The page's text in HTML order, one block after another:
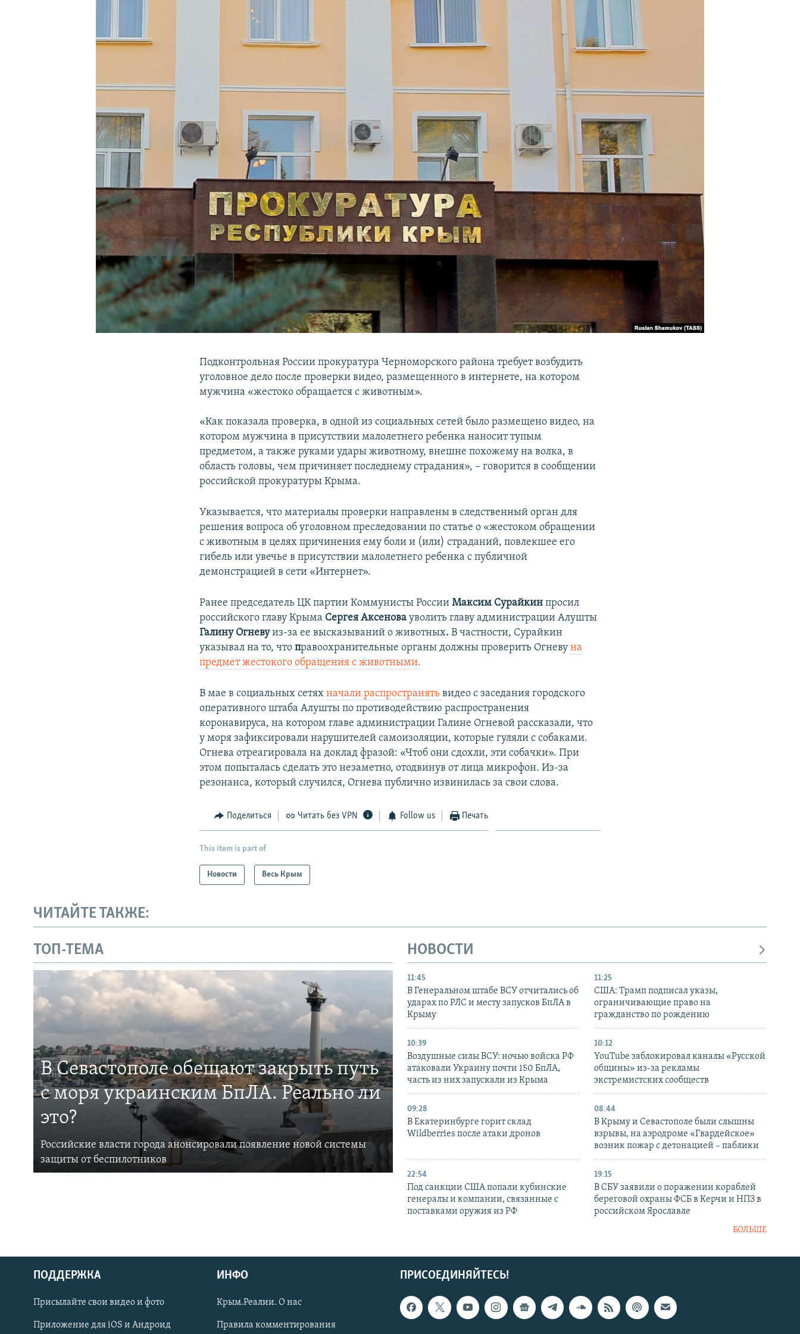
Українською
Qırımtatar
Подконтрольная России прокуратура Черноморского района требует возбудить
уголовное дело после проверки видео, размещенного в интернете, на котором
мужчина «жестоко обращается с животным».
«Как показала проверка, в одной из социальных сетей было размещено видео, на
котором мужчина в присутствии малолетнего ребенка наносит тупым
предметом, а также руками удары животному, внешне похожему на волка, в
область головы, чем причиняет последнему страдания», – говорится в сообщении
российской прокуратуры Крыма.
Указывается, что материалы проверки направлены в следственный орган для
решения вопроса об уголовном преследовании по статье о «жестоком обращении
с животным в целях причинения ему боли и (или) страданий, повлекшее его
гибель или увечье в присутствии малолетнего ребенка c публичной
демонстрацией в сети «Интернет».
Ранее председатель ЦК партии Коммунисты РоссииМаксим Сурайкин просил
российского главу Крыма Сергея Аксенова уволить главу администрации Алушты
Галину Огневуиз-за ее высказываний о животных.В частности, Сурайкин
указывал на то, что правоохранительные органы должны проверить Огневуна
предмет жестокого обращения с животными.
В мае в социальных сетяхначали распространятьвидео с заседания городского
оперативного штаба Алушты по противодействию распространения
коронавируса, на котором главе администрации Галине Огневой рассказали, что
у моря зафиксировали нарушителей самоизоляции, которые гуляли с собаками.
Огнева отреагировала на доклад фразой: «Чтоб они сдохли, эти собачки». При
этом попыталась сделать это незаметно, отодвинув от лица микрофон. Из-за
резонанса, который случился, Огнева публично извинилась за свои слова.
Поделиться Читать без VPN Follow us Печать
This item is part of
Новости Весь Крым
ЧИТАЙТЕ ТАКЖЕ:
ТОП-ТЕМА
В Севастополе обещают закрыть путь
с моря украинским БпЛА. Реально ли
это?
Российские власти города анонсировали появление новой системы
защиты от беспилотников
НОВОСТИ
11:45
В Генеральном штабе ВСУ отчитались об
ударах по РЛС и месту запусков БпЛА в
Крыму
11:25
США: Трамп подписал указы,
ограничивающие право на
гражданство по рождению
10:39
Воздушные силы ВСУ: ночью войска РФ
атаковали Украину почти 150 БпЛА,
часть из них запускали из Крыма
10:12
YouTube заблокировал каналы «Русской
общины» из-за рекламы
экстремистских сообществ
09:28
В Екатеринбурге горит склад
Wildberries после атаки дронов
08:44
В Крыму и Севастополе были слышны
взрывы, на аэродроме «Гвардейское»
возник пожар с детонацией – паблики
22:54
Под санкции США попали кубинские
генералы и компании, связанные с
поставками оружия из РФ
19:15
В СБУ заявили о поражении кораблей
береговой охраны ФСБ в Керчи и НПЗ в
российском Ярославле
БОЛЬШЕ
ПРИСОЕДИНЯЙТЕСЬ!
ПОДДЕРЖКА
Присылайте свои видео и фото
Приложение для iOS и Андроид
ИНФО
Крым.Реалии. О нас
Правила комментирования